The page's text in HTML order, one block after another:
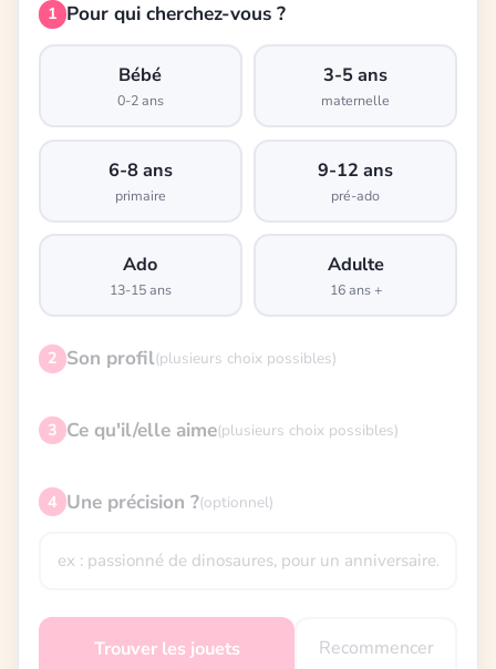
1 Pour qui cherchez-vous ?
Bébé
0-2 ans
3-5 ans
maternelle
6-8 ans
primaire
9-12 ans
pré-ado
Ado
13-15 ans
Adulte
16 ans +
2 Son profil(plusieurs choix possibles)
3 Ce qu'il/elle aime(plusieurs choix possibles)
4 Une précision ?(optionnel)
Trouver les jouets Recommencer